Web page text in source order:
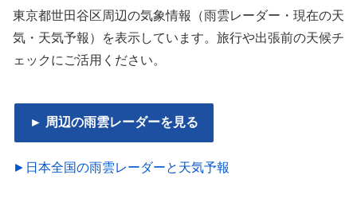
東京都世田谷区周辺の気象情報（雨雲レーダー・現在の天
気・天気予報）を表示しています。旅行や出張前の天候チ
ェックにご活用ください。
► 周辺の雨雲レーダーを見る
►日本全国の雨雲レーダーと天気予報